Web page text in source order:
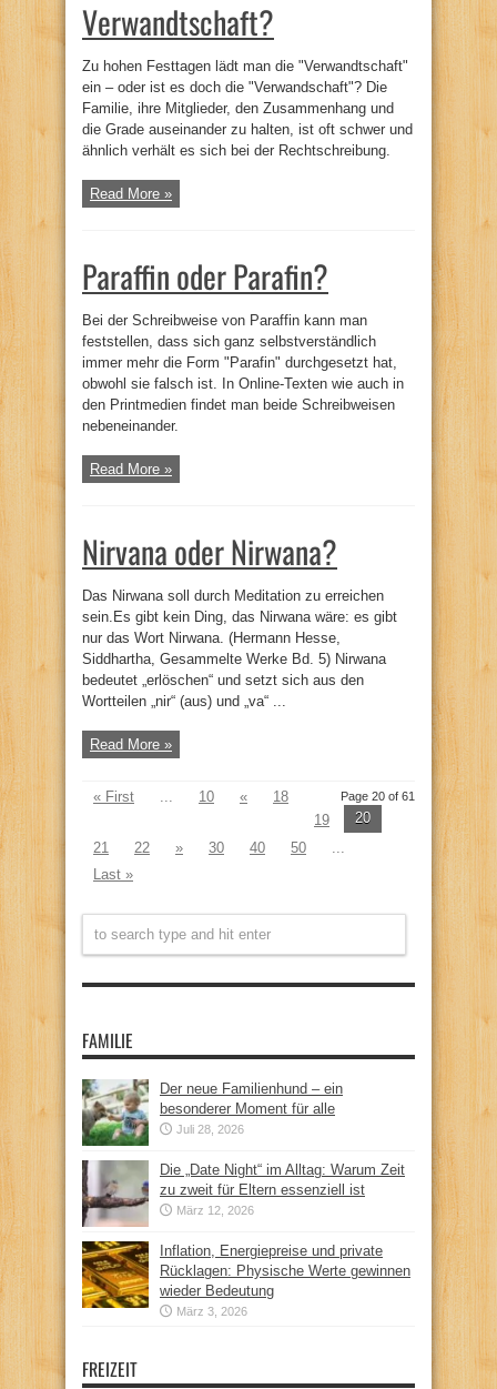
Verwandtschaft?
Zu hohen Festtagen lädt man die "Verwandtschaft"
ein – oder ist es doch die "Verwandschaft"? Die
Familie, ihre Mitglieder, den Zusammenhang und
die Grade auseinander zu halten, ist oft schwer und
ähnlich verhält es sich bei der Rechtschreibung.
Read More »
Paraffin oder Parafin?
Bei der Schreibweise von Paraffin kann man
feststellen, dass sich ganz selbstverständlich
immer mehr die Form "Parafin" durchgesetzt hat,
obwohl sie falsch ist. In Online-Texten wie auch in
den Printmedien findet man beide Schreibweisen
nebeneinander.
Read More »
Nirvana oder Nirwana?
Das Nirwana soll durch Meditation zu erreichen
sein.Es gibt kein Ding, das Nirwana wäre: es gibt
nur das Wort Nirwana. (Hermann Hesse,
Siddhartha, Gesammelte Werke Bd. 5) Nirwana
bedeutet „erlöschen“ und setzt sich aus den
Wortteilen „nir“ (aus) und „va“ ...
Read More »
Page 20 of 61
« First 10 «
18
19
20
21
22 » 30 40 50
Last »
FAMILIE
Der neue Familienhund – ein
besonderer Moment für alle
Juli 28, 2026
Die „Date Night“ im Alltag: Warum Zeit
zu zweit für Eltern essenziell ist
März 12, 2026
Inflation, Energiepreise und private
Rücklagen: Physische Werte gewinnen
wieder Bedeutung
März 3, 2026
FREIZEIT